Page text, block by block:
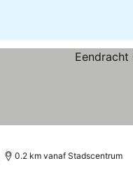
0.2 km vanaf Stadscentrum